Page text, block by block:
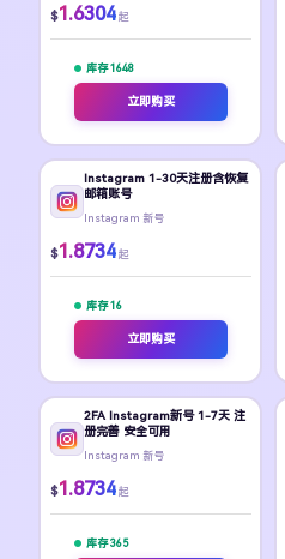
$1.6304 起
库存 1648
立即购买
Instagram 1-30天注册含恢复
邮箱账号
Instagram 新号
$1.8734 起
库存 16
立即购买
2FA Instagram新号 1-7天 注
册完善 安全可用
Instagram 新号
$1.8734 起
库存 365